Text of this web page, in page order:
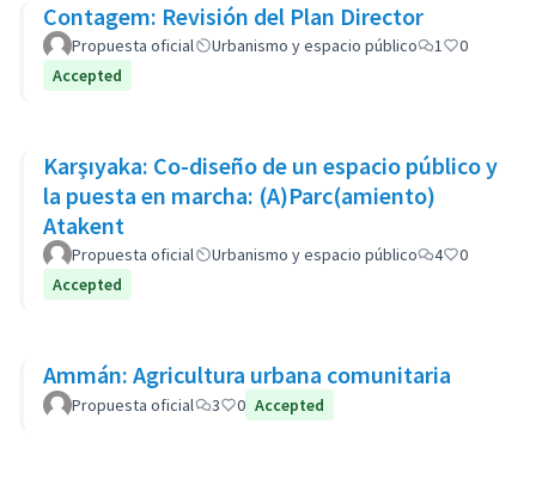
Contagem: Revisión del Plan Director
Propuesta oficial Urbanismo y espacio público 1
0
Accepted
Karşıyaka: Co-diseño de un espacio público y
la puesta en marcha: (A)Parc(amiento)
Atakent
Propuesta oficial Urbanismo y espacio público 4
0
Accepted
Ammán: Agricultura urbana comunitaria
Propuesta oficial 3 0 Accepted